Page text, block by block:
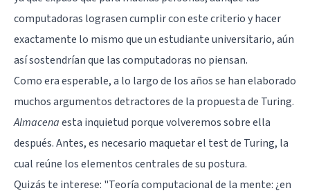
computadoras lograsen cumplir con este criterio y hacer
exactamente lo mismo que un estudiante universitario, aún
así sostendrían que las computadoras no piensan.
Como era esperable, a lo largo de los años se han elaborado
muchos argumentos detractores de la propuesta de Turing.
Almacenaesta inquietud porque volveremos sobre ella
después. Antes, es necesario maquetar el test de Turing, la
cual reúne los elementos centrales de su postura.
Quizás te interese: "Teoría computacional de la mente: ¿en